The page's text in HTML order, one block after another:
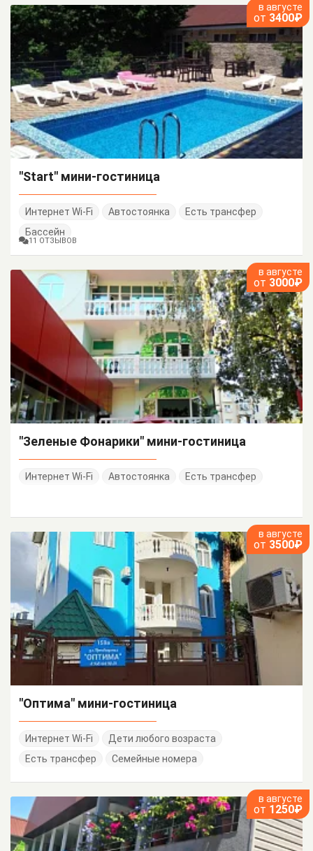
в августе
от 3400₽
"Start" мини-гостиница
Интернет Wi-Fi Автостоянка
Есть трансфер
Бассейн
11 ОТЗЫВОВ
в августе
от 3000₽
"Зеленые Фонарики" мини-гостиница
Интернет Wi-Fi Автостоянка Есть трансфер
в августе
от 3500₽
"Оптима" мини-гостиница
Интернет Wi-Fi
Дети любого возраста
Есть трансфер
Семейные номера
в августе
от 1250₽